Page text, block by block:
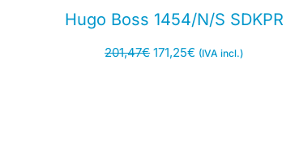
Hugo Boss 1454/N/S SDKPR
201,47€ 171,25€ (IVA incl.)